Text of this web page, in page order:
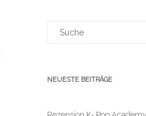
NEUESTE BEITRÄGE